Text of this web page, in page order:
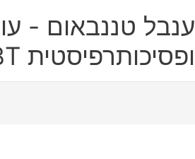
ענבל טננבאום -
ופסיכותרפיסטית CBT